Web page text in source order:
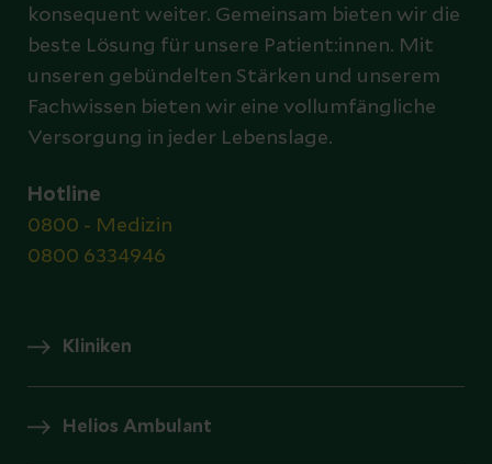
konsequent weiter. Gemeinsam bieten wir die
beste Lösung für unsere Patient:innen. Mit
unseren gebündelten Stärken und unserem
Fachwissen bieten wir eine vollumfängliche
Versorgung in jeder Lebenslage.
Hotline
0800 - Medizin
0800 6334946
Kliniken
Helios Ambulant